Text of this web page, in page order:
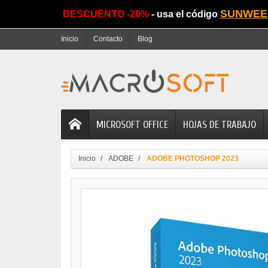
DESCUENTO -20% - usa el código
Inicio Contacto Blog
MICROSOFT OFFICE HOJAS DE TRABAJO
Inicio ADOBE ADOBE PHOTOSHOP 2023